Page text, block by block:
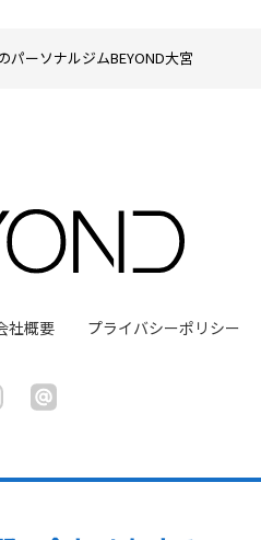
パーソナルジムBEYOND大宮
社概要 プライバシーポリシー